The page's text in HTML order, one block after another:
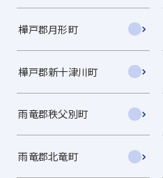
樺戸郡月形町
樺戸郡新十津川町
雨竜郡秩父別町
雨竜郡北竜町